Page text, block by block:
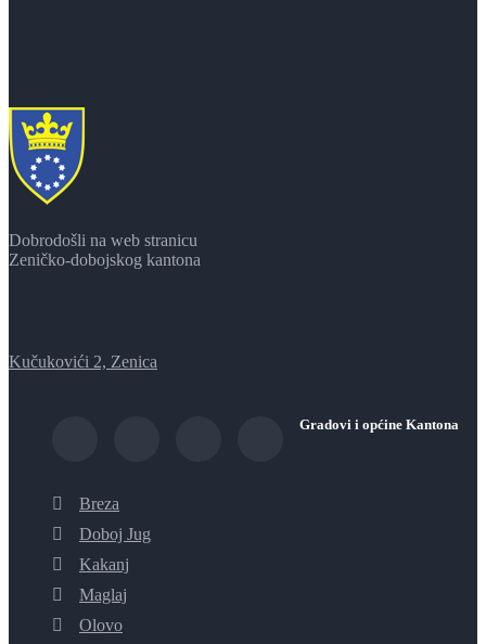
Dobrodošli na web stranicu
Zeničko-dobojskog kantona
Kučukovići 2, Zenica
Gradovi i općine Kantona
Breza
Doboj Jug
Kakanj
Maglaj
Olovo